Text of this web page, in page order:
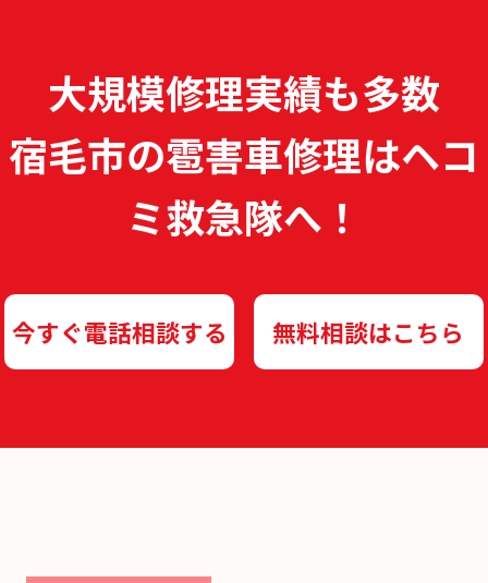
大規模修理実績も多数
宿毛市の雹害車修理はヘコ
ミ救急隊へ！
今すぐ電話相談する 無料相談はこちら